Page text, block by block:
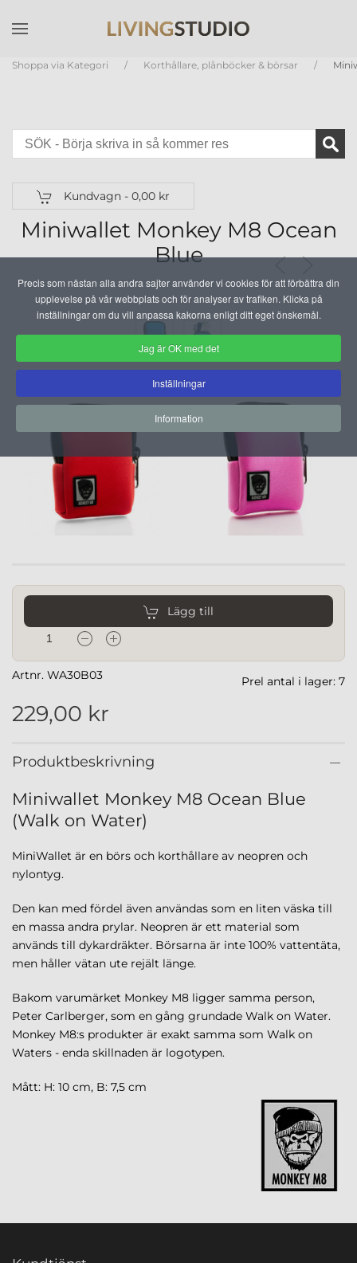
Shoppa via Kategori Korthållare, plånböcker & börsar
Kundvagn - 0,00 kr
Miniwallet Monkey M8 Ocean
Blue
Lägg till
Prel antal i lager: 7
Artnr. WA30B03
229,00 kr
Produktbeskrivning
Miniwallet Monkey M8 Ocean Blue
(Walk on Water)
MiniWallet är en börs och korthållare av neopren och
nylontyg.
Den kan med fördel även användas som en liten väska till
en massa andra prylar. Neopren är ett material som
används till dykardräkter. Börsarna är inte 100% vattentäta,
men håller vätan ute rejält länge.
Bakom varumärket Monkey M8 ligger samma person,
Peter Carlberger, som en gång grundade Walk on Water.
Monkey M8:s produkter är exakt samma som Walk on
Waters - enda skillnaden är logotypen.
Mått: H: 10 cm, B: 7,5 cm
Precis som nästan alla andra sajter använder vi cookies för att förbättra din
upplevelse på vår webbplats och för analyser av trafiken. Klicka på
inställningar om du vill anpassa kakorna enligt ditt eget önskemål.
Jag är OK med det
Inställningar
Information